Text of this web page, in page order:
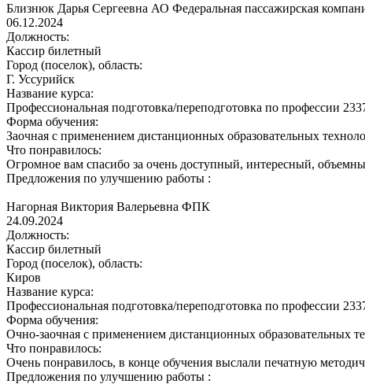
Близнюк Дарья Сергеевна АО Федеральная пассажирская
06.12.2024
Должность:
Кассир билетный
Город (поселок), область:
Г. Уссурийск
Название курса:
Профессиональная подготовка/переподготовка по профессии
Форма обучения:
Заочная с применением дистанционных образовательных
Что понравилось:
Огромное вам спасибо за очень доступный, интересный,
Предложения по улучшению работы :
Нагорная Виктория Валерьевна ФПК
24.09.2024
Должность:
Кассир билетный
Город (поселок), область:
Киров
Название курса:
Профессиональная подготовка/переподготовка по профессии
Форма обучения:
Очно-заочная с применением дистанционных образовательных
Что понравилось:
Очень понравилось, в конце обучения выслали печатную
Предложения по улучшению работы :